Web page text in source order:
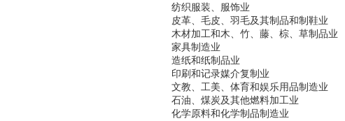
纺织服装、服饰业
皮革、毛皮、羽毛及其制品和制鞋业
木材加工和木、竹、藤、棕、草制品业
家具制造业
造纸和纸制品业
印刷和记录媒介复制业
文教、工美、体育和娱乐用品制造业
石油、煤炭及其他燃料加工业
化学原料和化学制品制造业